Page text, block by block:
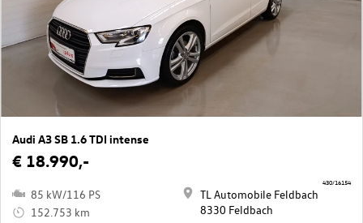
Audi A3 SB 1.6 TDI intense
€ 18.990,-
85 kW/116 PS
152.753 km
TL Automobile Feldbach
8330 Feldbach
430/16154